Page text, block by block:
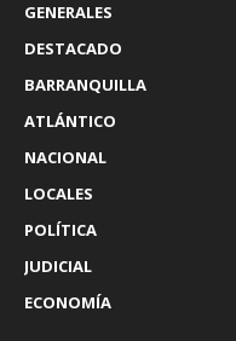
GENERALES
DESTACADO
BARRANQUILLA
ATLÁNTICO
NACIONAL
LOCALES
POLÍTICA
JUDICIAL
ECONOMÍA